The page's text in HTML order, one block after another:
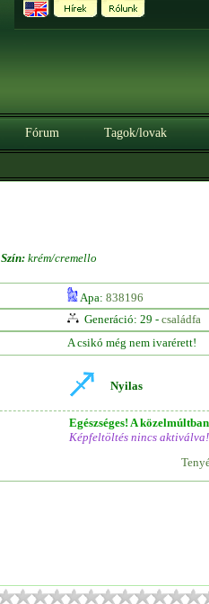
Fórum Tagok/lovak
Szín: krém/cremello
Apa: 838196
Generáció: 29 - családfa
A csikó még nem ivarérett!
Nyilas
Egészséges! A
Képfeltöltés nincs aktiválva!